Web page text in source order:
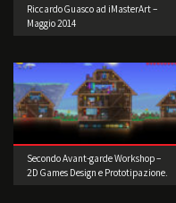
Riccardo Guasco ad iMasterArt –
Maggio 2014
Secondo Avant-garde Workshop –
2D Games Design e Prototipazione.